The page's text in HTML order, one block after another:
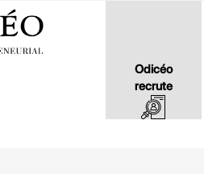
Odicéo
recrute